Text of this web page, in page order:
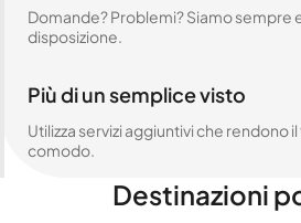
Domande? Problemi? Siamo sempre
disposizione.
Più di un semplice visto
Utilizza servizi aggiuntivi che rendono
comodo.
Destinazioni